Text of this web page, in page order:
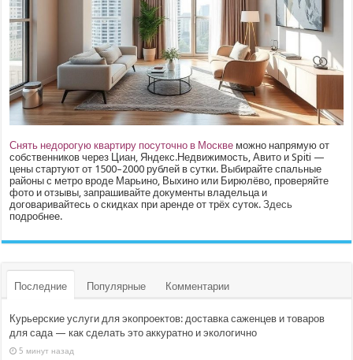
Снять недорогую квартиру посуточно в Москве можно напрямую от
собственников через Циан, Яндекс.Недвижимость, Авито и Spiti —
цены стартуют от 1500–2000 рублей в сутки. Выбирайте спальные
районы с метро вроде Марьино, Выхино или Бирюлёво, проверяйте
фото и отзывы, запрашивайте документы владельца и
договаривайтесь о скидках при аренде от трёх суток.Здесь
подробнее.
Последние Популярные Комментарии
Курьерские услуги для экопроектов: доставка саженцев и товаров
для сада — как сделать это аккуратно и экологично
5 минут назад